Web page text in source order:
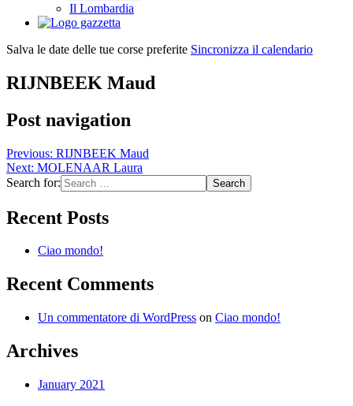
Il Lombardia
Salva le date delle tue corse preferite Sincronizza il calendario
RIJNBEEK Maud
Post navigation
Previous: RIJNBEEK Maud
Next: MOLENAAR Laura
Search for:
Recent Posts
Ciao mondo!
Recent Comments
Un commentatore di WordPress on Ciao mondo!
Archives
January 2021